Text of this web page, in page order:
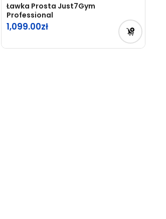
Ławka Prosta Just7Gym
Professional
1,099.00